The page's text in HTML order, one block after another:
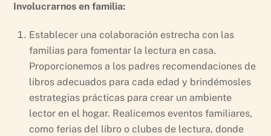
Involucrarnos en familia:
Establecer una colaboración estrecha con las
familias para fomentar la lectura en casa.
Proporcionemos a los padres recomendaciones de
libros adecuados para cada edad y brindémosles
estrategias prácticas para crear un ambiente
lector en el hogar. Realicemos eventos familiares,
como ferias del libro o clubes de lectura, donde